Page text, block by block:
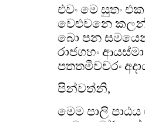
එවං මෙ සුතං
වෙළුවනෙ
බො පන සමයෙන
රාජගහං
පතතමීවචරං
පින්වත්නි,
මෙම පාලි